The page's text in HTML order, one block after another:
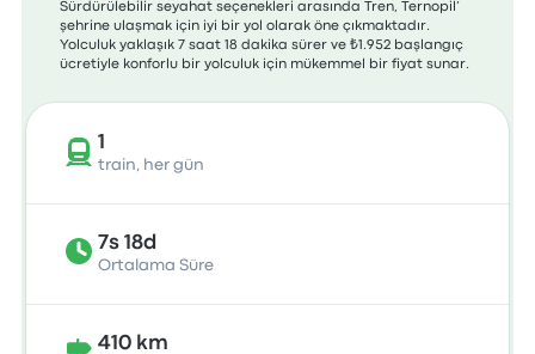
Sürdürülebilir seyahat seçenekleri arasında Tren, Ternopil’
şehrine ulaşmak için iyi bir yol olarak öne çıkmaktadır.
Yolculuk yaklaşık 7 saat 18 dakika sürer ve ₺1.952 başlangıç
ücretiyle konforlu bir yolculuk için mükemmel bir fiyat sunar.
1
train, her gün
7s 18d
Ortalama Süre
410 km